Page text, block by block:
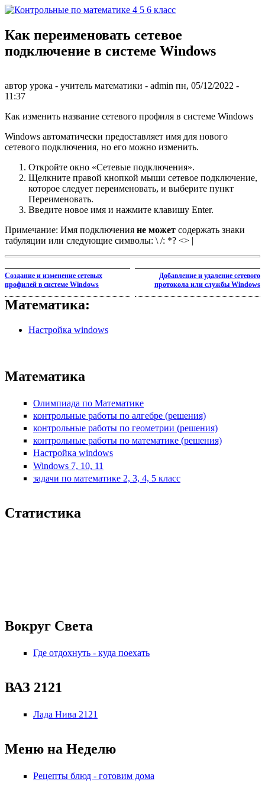
Перейти к основному содержанию
Контрольные
по
математике 4
5 6 класс
Как переименовать сетевое
подключение в системе Windows
автор урока - учитель математики - admin пн, 05/12/2022 -
11:37
Как изменить название сетевого профиля в системе Windows
Windows автоматически предоставляет имя для нового
сетевого подключения, но его можно изменить.
Откройте окно «Сетевые подключения».
Щелкните правой кнопкой мыши сетевое подключение,
которое следует переименовать, и выберите пункт
Переименовать.
Введите новое имя и нажмите клавишу Enter.
Примечание: Имя подключения не может содержать знаки
табуляции или следующие символы: \ /: *? <> |
Создание и изменение сетевых
профилей в системе Windows
Добавление и удаление сетевого
протокола или службы Windows
Математика:
Настройка windows
Математика
Олимпиада по Математике
контрольные работы по алгебре (решения)
контрольные работы по геометрии (решения)
контрольные работы по математике (решения)
Настройка windows
Windows 7, 10, 11
задачи по математике 2, 3, 4, 5 класс
Статистика
Вокруг Света
Где отдохнуть - куда поехать
ВАЗ 2121
Лада Нива 2121
Меню на Неделю
Рецепты блюд - готовим дома